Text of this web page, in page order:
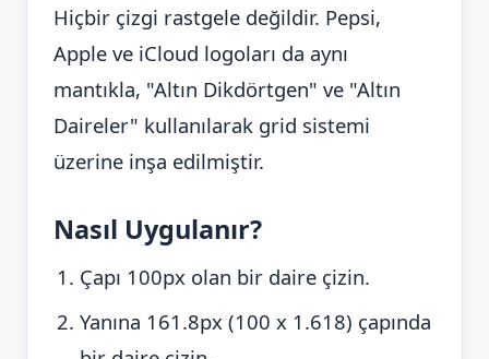
Hiçbir çizgi rastgele değildir. Pepsi,
Apple ve iCloud logoları da aynı
mantıkla, "Altın Dikdörtgen" ve "Altın
Daireler" kullanılarak grid sistemi
üzerine inşa edilmiştir.
Nasıl Uygulanır?
Çapı 100px olan bir daire çizin.
Yanına 161.8px (100 x 1.618) çapında